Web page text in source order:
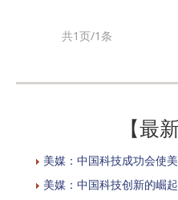
共1页/1条
【最
美媒：中国科技成功会使
美媒：中国科技创新的崛